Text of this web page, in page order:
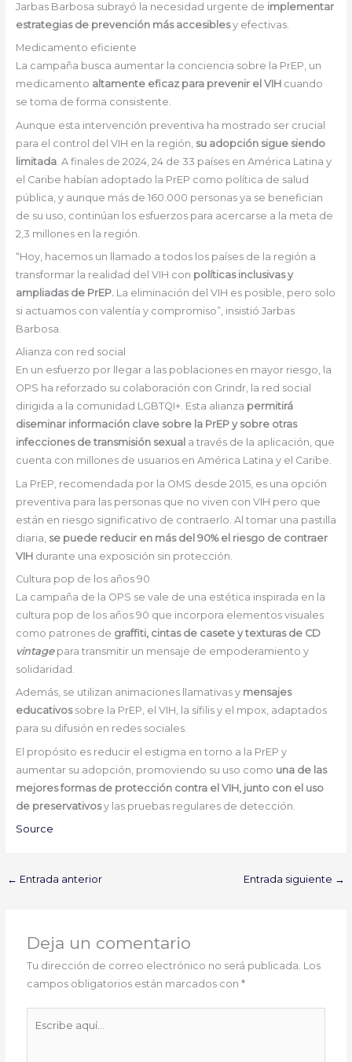
Jarbas Barbosa subrayó la necesidad urgente de implementar
estrategias de prevención más accesiblesy efectivas.
Medicamento eficiente
La campaña busca aumentar la conciencia sobre la PrEP, un
medicamento altamente eficaz para prevenir el VIHcuando
se toma de forma consistente.
Aunque esta intervención preventiva ha mostrado ser crucial
para el control del VIH en la región, su adopción sigue siendo
limitada. A finales de 2024, 24 de 33 países en América Latina y
el Caribe habían adoptado la PrEP como política de salud
pública, y aunque más de 160.000 personas ya se benefician
de su uso, continúan los esfuerzos para acercarse a la meta de
2,3 millones en la región.
“Hoy, hacemos un llamado a todos los países de la región a
transformar la realidad del VIH con políticas inclusivas y
ampliadas de PrEP. La eliminación del VIH es posible, pero solo
si actuamos con valentía y compromiso”, insistió Jarbas
Barbosa.
Alianza con red social
En un esfuerzo por llegar a las poblaciones en mayor riesgo, la
OPS ha reforzado su colaboración con Grindr, la red social
dirigida a la comunidad LGBTQI+. Esta alianza permitirá
diseminar información clave sobre la PrEP y sobre otras
infecciones de transmisión sexual a través de la aplicación, que
cuenta con millones de usuarios en América Latina y el Caribe.
La PrEP, recomendada por la OMS desde 2015, es una opción
preventiva para las personas que no viven con VIH pero que
están en riesgo significativo de contraerlo. Al tomar una pastilla
diaria, se puede reducir en más del 90% el riesgo de contraer
VIH durante una exposición sin protección.
Cultura pop de los años 90
La campaña de la OPS se vale de una estética inspirada en la
cultura pop de los años 90 que incorpora elementos visuales
como patrones de graffiti, cintas de casete y texturas de CD
vintage para transmitir un mensaje de empoderamiento y
solidaridad.
Además, se utilizan animaciones llamativas y mensajes
educativossobre la PrEP, el VIH, la sífilis y el mpox, adaptados
para su difusión en redes sociales.
El propósito es reducir el estigma en torno a la PrEP y
aumentar su adopción, promoviendo su uso como una de las
mejores formas de protección contra el VIH, junto con el uso
de preservativosy las pruebas regulares de detección.
Source
← Entrada anterior Entrada siguiente →
Deja un comentario
Tu dirección de correo electrónico no será publicada. Los
campos obligatorios están marcados con*